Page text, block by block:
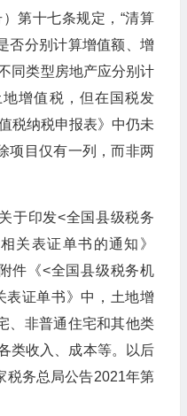
第十七条规定，“清算
否分别计算增值额、增
同类型房地产应分别计
增值税，但在国税发
税纳税申报表》中仍未
项目仅有一列，而非两
于印发<全国县级税务
关表证单书的通知》
件《<全国县级税务机
表证单书》中，土地增
、非普通住宅和其他类
类收入、成本等。以后
税务总局公告2021年第